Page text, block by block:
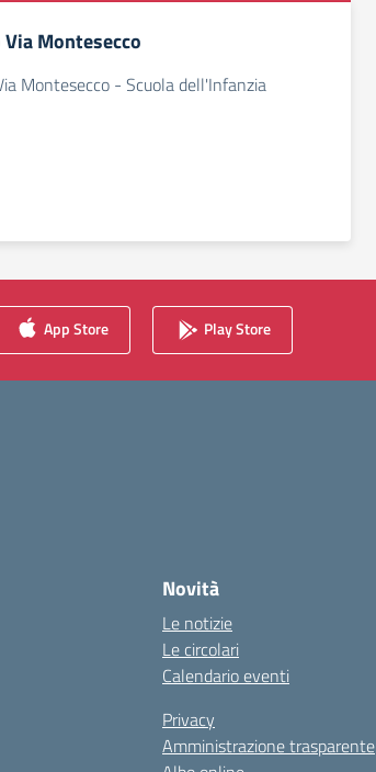
Montesecco
Montesecco - Scuola dell'Infanzia
App Store Play Store
Novità
Le notizie
Le circolari
Calendario eventi
Privacy
Amministrazione trasparente